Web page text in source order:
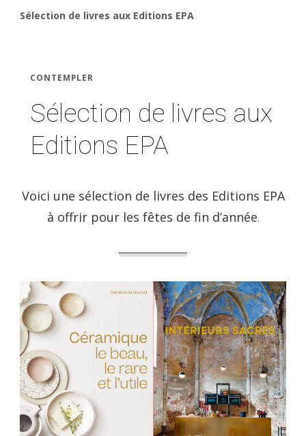
Sélection de livres aux Editions EPA
CONTEMPLER
Sélection de livres aux
Editions EPA
Voici une sélection de livres des Editions EPA
à offrir pour les fêtes de fin d’année.